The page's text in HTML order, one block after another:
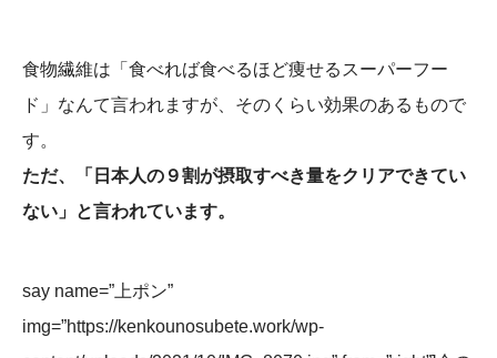
食物繊維は「食べれば食べるほど痩せるスーパーフー
ド」なんて言われますが、そのくらい効果のあるもので
す。
ただ、「日本人の９割が摂取すべき量をクリアできてい
ない」と言われています。
say name=”上ポン”
img=”https://kenkounosubete.work/wp-